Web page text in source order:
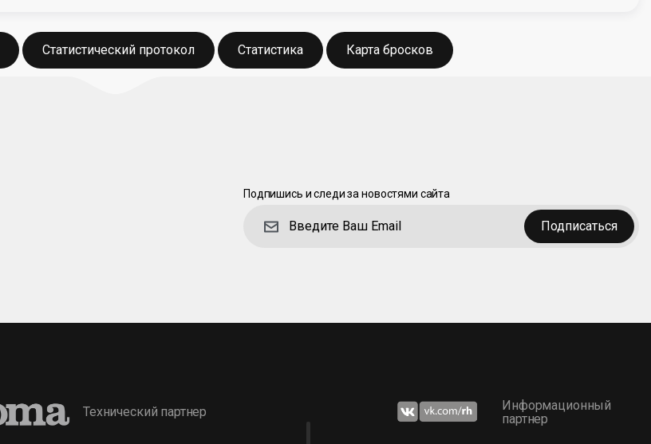
Статистический протокол Статистика Карта бросков
Подпишись и следи за новостями сайта
Подписаться
Технический партнер
Информационный
партнер